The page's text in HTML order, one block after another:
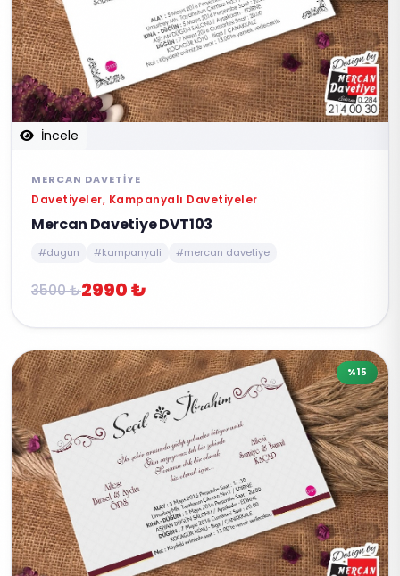
İncele
MERCAN DAVETIYE
Davetiyeler, Kampanyalı Davetiyeler
Mercan Davetiye DVT103
#dugun #kampanyali #mercan davetiye
3500 ₺2990 ₺
%15